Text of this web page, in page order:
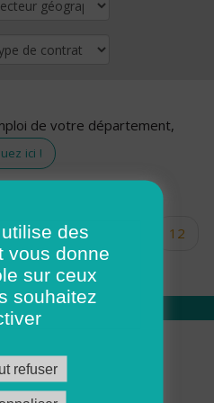
de votre département,
ici !
… 10
12
16 17
nous
ADMR
des
vous donne
sur ceux
souhaitez
refuser